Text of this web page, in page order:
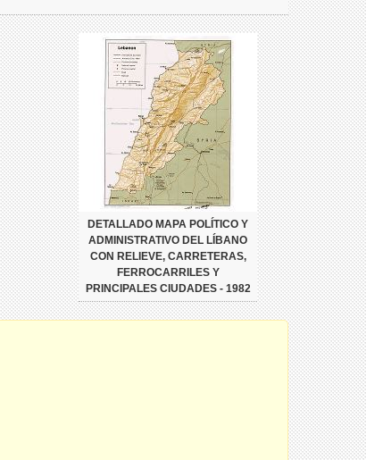
DETALLADO MAPA POLÍTICO Y
ADMINISTRATIVO DEL LÍBANO
CON RELIEVE, CARRETERAS,
FERROCARRILES Y
PRINCIPALES CIUDADES - 1982